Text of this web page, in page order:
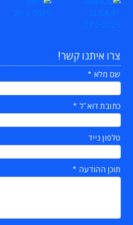
צרו איתנו קשר!
שם מלא
כתובת דוא"ל
טלפון נייד
תוכן ההודעה